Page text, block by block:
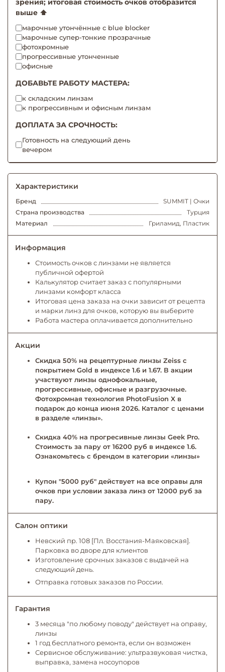
зрения; итоговая стоимость очков отобразится
выше ⬆️
марочные утончённые с blue blocker
марочные супер-тонкие прозрачные
фотохромные
прогрессивные утонченные
офисные
ДОБАВЬТЕ РАБОТУ МАСТЕРА:
к складским линзам
к прогрессивным и офисным линзам
ДОПЛАТА ЗА СРОЧНОСТЬ:
Готовность на следующий день
вечером
Характеристики
Бренд
SUMMIT | Очки
Страна производства
Турция
Материал
Гриламид, Пластик
Информация
Стоимость очков с линзами не является
публичной офертой
Калькулятор считает заказ с популярными
линзами комфорт класса
Итоговая цена заказа на очки зависит от рецепта
и марки линз для очков, которую вы выберите
Работа мастера оплачивается дополнительно
Акции
Скидка 50% на рецептурные линзы Zeiss с
покрытием Gold в индексе 1.6 и 1.67. В акции
участвуют линзы однофокальные,
прогрессивные, офисные и разгрузочные.
Фотохромная технология PhotoFusion X в
подарок до конца июня 2026. Каталог с ценами
в разделе «линзы».
Скидка 40% на прогресивные линзы Geek Pro.
Стоимость за пару от 16200 руб в индексе 1.6.
Ознакомьтесь с брендом в категории «линзы»
Купон "5000 руб" действует на все оправы для
очков при условии заказа линз от 12000 руб за
пару.
Салон оптики
Невский пр. 108 [Пл. Восстания-Маяковская].
Парковка во дворе для клиентов
Изготовление срочных заказов с выдачей на
следующий день.
Отправка готовых заказов по России.
Гарантия
3 месяца "по любому поводу" действует на оправу,
линзы
1 год бесплатного ремонта, если он возможен
Сервисное обслуживание: ультразвуковая чистка,
выправка, замена носоупоров